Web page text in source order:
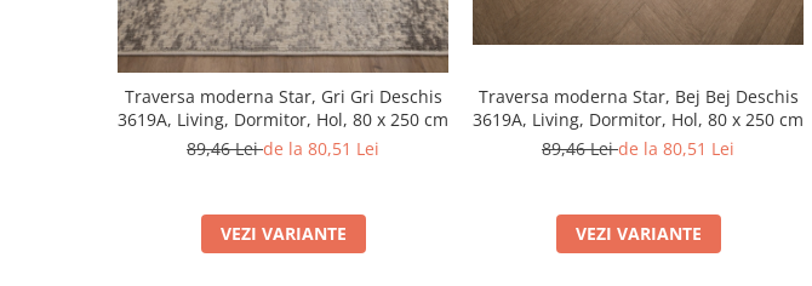
Traversa moderna Star, Gri Gri Deschis
3619A, Living, Dormitor, Hol, 80 x 250 cm
89,46 Leide la 80,51 Lei
VEZI VARIANTE
Traversa moderna Star, Bej Bej Deschis
3619A, Living, Dormitor, Hol, 80 x 250 cm
89,46 Leide la 80,51 Lei
VEZI VARIANTE